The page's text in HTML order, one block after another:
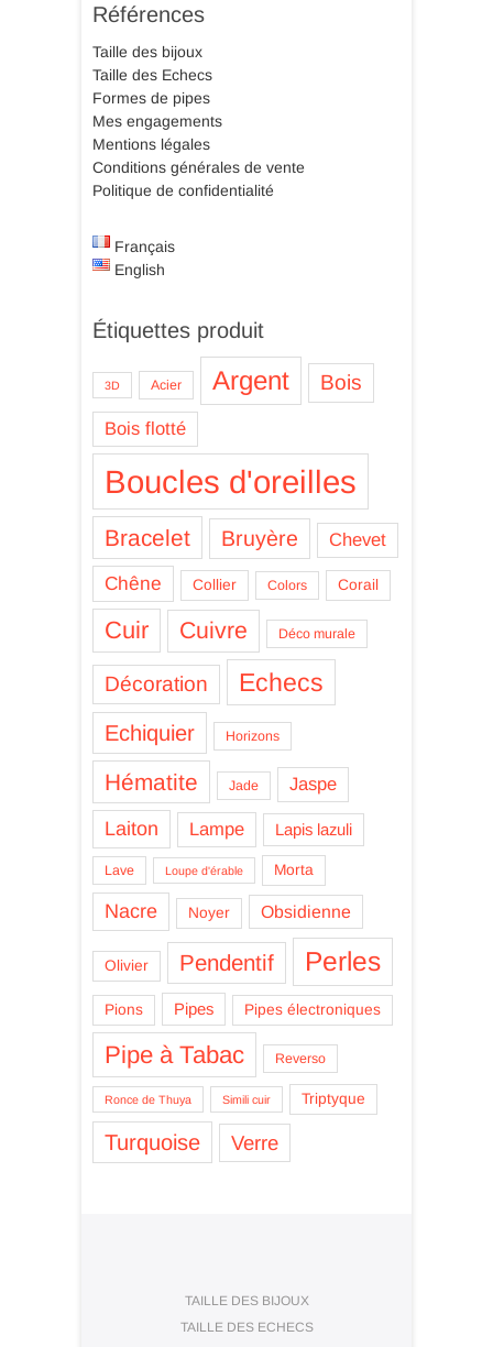
Références
Taille des bijoux
Taille des Echecs
Formes de pipes
Mes engagements
Mentions légales
Conditions générales de vente
Politique de confidentialité
Français
English
Étiquettes produit
3D Acier Argent Bois
Bois flotté
Boucles d'oreilles
Bracelet Bruyère Chevet
Chêne Collier Colors Corail
Cuir Cuivre Déco murale
Décoration Echecs
Echiquier Horizons
Hématite Jade Jaspe
Laiton Lampe Lapis lazuli
Lave Loupe d'érable Morta
Nacre Noyer Obsidienne
Olivier Pendentif Perles
Pions Pipes Pipes électroniques
Pipe à Tabac Reverso
Ronce de Thuya Simili cuir Triptyque
Turquoise Verre
TAILLE DES BIJOUX
TAILLE DES ECHECS